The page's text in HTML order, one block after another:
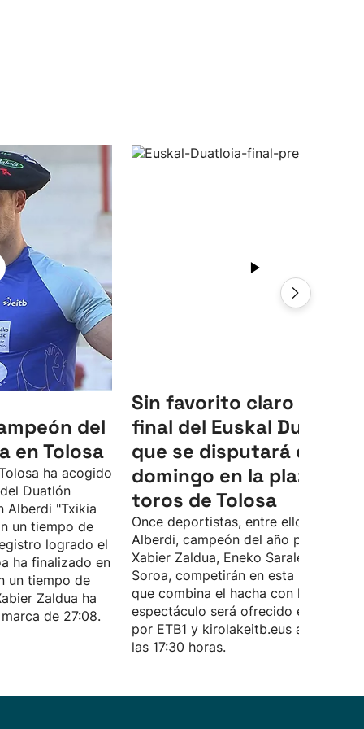
del
en Tolosa
ha acogido
Duatlón
Alberdi "Txikia
un tiempo de
logrado el
ha finalizado en
un tiempo de
Zaldua ha
de 27:08.
Sin favorito claro en la
final del Euskal Duatloia,
que se disputará este
domingo en la plaza de
toros de Tolosa
Once deportistas, entre ellos, Julen
Alberdi, campeón del año pasado,
Xabier Zaldua, Eneko Saralegi e Ibai
Soroa, competirán en esta modalidad
que combina el hacha con la carrera.
espectáculo será ofrecido en directo
por ETB1 y kirolakeitb.eus a partir de
las 17:30 horas.